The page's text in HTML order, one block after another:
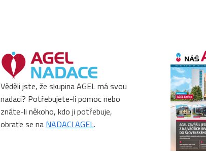
Věděli jste, že skupina AGEL má svou
nadaci? Potřebujete-li pomoc nebo
znáte-li někoho, kdo ji potřebuje,
obraťe se na NADACI AGEL.